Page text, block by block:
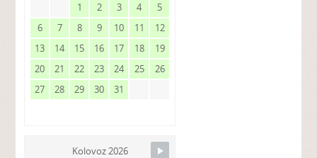
1
2 3 4
5
6
7 8 9 10 11
12
13
14 15 16 17 18
19
20
21 22 23 24 25
26
27
28 29 30 31
Kolovoz 2026